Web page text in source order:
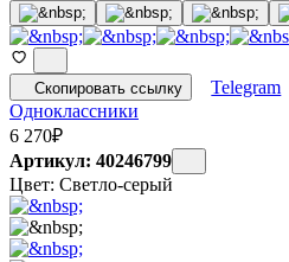
Скопировать ссылку Telegram
Одноклассники
6 270₽
Артикул: 40246799
Цвет: Светло-серый